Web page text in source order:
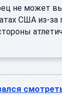
не может
США из-за